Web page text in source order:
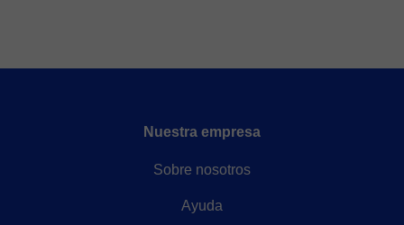
Nuestra empresa
Sobre nosotros
Ayuda